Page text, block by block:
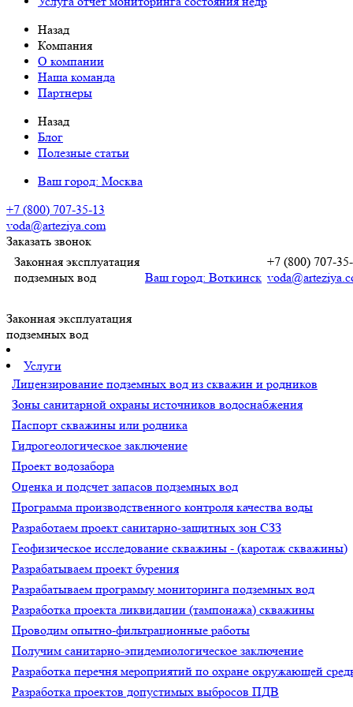
Назад
Компания
О компании
Наша команда
Партнеры
Назад
Блог
Полезные статьи
Ваш город: Москва
+7 (800) 707-35-13
voda@arteziya.com
Заказать звонок
Законная эксплуатация
подземных вод
Ваш город: Воткинск
+7 (800) 707-
Законная эксплуатация
подземных вод
Услуги
Лицензирование подземных вод из скважин и родников
Зоны санитарной охраны источников водоснабжения
Паспорт скважины или родника
Гидрогеологическое заключение
Проект водозабора
Оценка и подсчет запасов подземных вод
Программа производственного контроля качества воды
Разработаем проект санитарно-защитных зон СЗЗ
Геофизическое исследование скважины - (каротаж скважины)
Разрабатываем проект бурения
Разрабатываем программу мониторинга подземных вод
Разработка проекта ликвидации (тампонажа) скважины
Проводим опытно-фильтрационные работы
Получим санитарно-эпидемиологическое заключение
Разработка перечня мероприятий по охране окружающей
Разработка проектов допустимых выбросов ПДВ